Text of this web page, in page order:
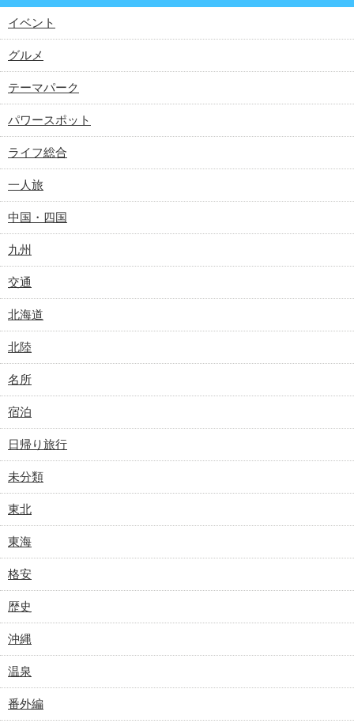
イベント
グルメ
テーマパーク
パワースポット
ライフ総合
一人旅
中国・四国
九州
交通
北海道
北陸
名所
宿泊
日帰り旅行
未分類
東北
東海
格安
歴史
沖縄
温泉
番外編